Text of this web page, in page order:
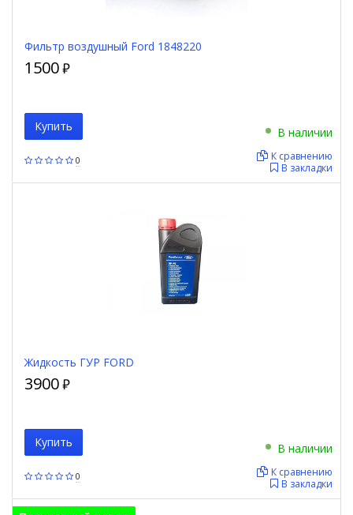
Фильтр воздушный Ford 1848220
0
1500₽
В наличии
В закладки
К сравнению
Купить
Жидкость ГУР FORD
0
3900₽
В наличии
В закладки
К сравнению
Купить